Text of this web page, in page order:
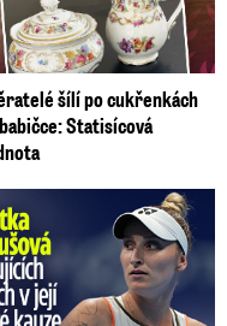
šílí po cukřenkách
Statisícová
kauze: Záhadný vzkaz!